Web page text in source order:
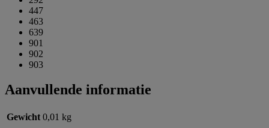
447
463
639
901
902
903
Aanvullende informatie
Gewicht 0,01 kg